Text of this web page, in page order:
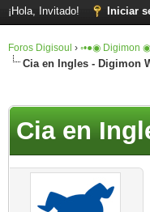
¡Hola, Invitado! Iniciar
Foros Digisoul › ◦•●◉ Digimon
Cia en Ingles - Digimon
Cia en